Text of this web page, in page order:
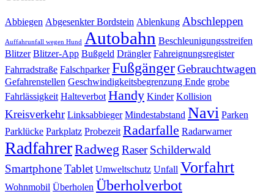
Abbiegen Abgesenkter Bordstein Ablenkung Abschleppen
Auffahrunfall wegen Hund Autobahn Beschleunigungsstreifen
Blitzer Blitzer-App Bußgeld Drängler Fahreignungsregister
Fahrradstraße Falschparker FußgängerGebrauchtwagen
Gefahrenstellen Geschwindigkeitsbegrenzung Ende grobe
Fahrlässigkeit Halteverbot Handy Kinder Kollision
Kreisverkehr Linksabbieger Mindestabstand Navi Parken
Parklücke Parkplatz Probezeit Radarfalle Radarwarner
RadfahrerRadweg Raser Schilderwald
SmartphoneTablet Umweltschutz Unfall Vorfahrt
Wohnmobil Überholen Überholverbot